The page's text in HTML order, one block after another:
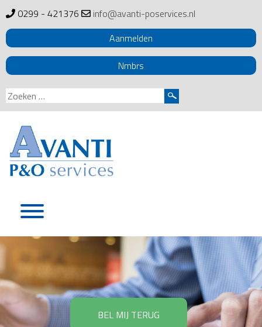
0299 - 421376
info@avanti-poservices.nl
Aanmelden
Nmbrs
Zoeken
naar:
BEL MIJ TERUG